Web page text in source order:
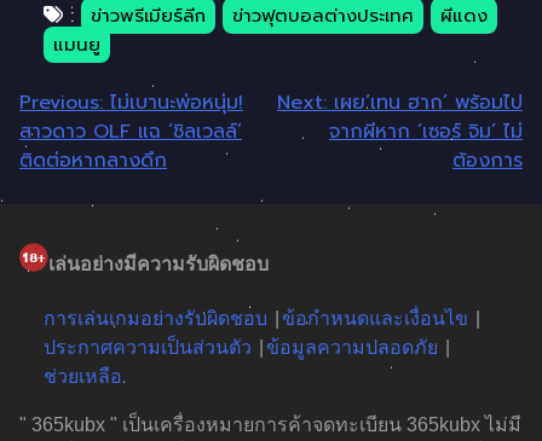
:
ข่าวพรีเมียร์ลีก ข่าวฟุตบอลต่างประเทศ
ผีแดง
แมนยู
แนะแนว
เรื่อง
Previous: ไม่เบานะพ่อหนุ่ม!
สาวดาว OLF แฉ ‘ชิลเวลล์’
ติดต่อหากลางดึก
Next: เผย’เทน ฮาก’ พร้อมไป
จากผีหาก ‘เซอร์ จิม’ ไม่
ต้องการ
เล่นอย่างมีความรับผิดชอบ
การเล่นเกมอย่างรับผิดชอบ
ข้อกำหนดและเงื่อนไข
ประกาศความเป็นส่วนตัว
ข้อมูลความปลอดภัย
ช่วยเหลือ
" 365kubx " เป็นเครื่องหมายการค้าจดทะเบียน 365kubx ไม่มี